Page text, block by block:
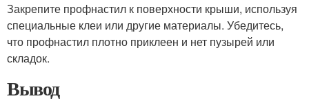
Закрепите профнастил к поверхности крыши, используя
специальные клеи или другие материалы. Убедитесь,
что профнастил плотно приклеен и нет пузырей или
складок.
Вывод